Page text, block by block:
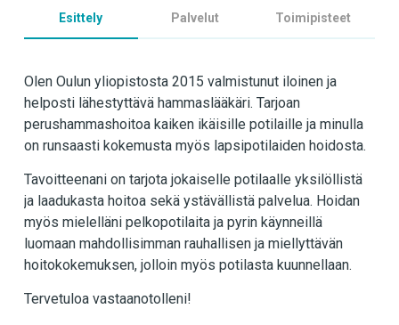
Esittely Palvelut Toimipisteet
Olen Oulun yliopistosta 2015 valmistunut iloinen ja
helposti lähestyttävä hammaslääkäri. Tarjoan
perushammashoitoa kaiken ikäisille potilaille ja minulla
on runsaasti kokemusta myös lapsipotilaiden hoidosta.
Tavoitteenani on tarjota jokaiselle potilaalle yksilöllistä
ja laadukasta hoitoa sekä ystävällistä palvelua. Hoidan
myös mielelläni pelkopotilaita ja pyrin käynneillä
luomaan mahdollisimman rauhallisen ja miellyttävän
hoitokokemuksen, jolloin myös potilasta kuunnellaan.
Tervetuloa vastaanotolleni!